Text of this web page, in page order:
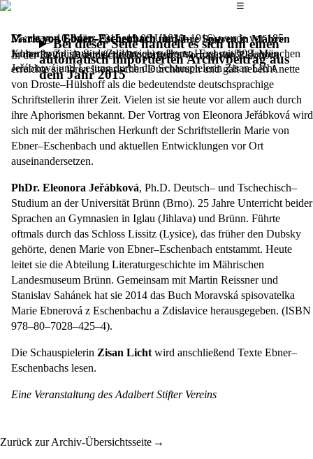
Das
☰
Bei dieser Seite handelt es sich um einen
automatisch importierten Archivbeitrag aus
dem Jahr 2015
Marie von Ebner–Eschenbach und ihre Spuren in Mähren
In der Reihe „Böhmische Biografien“. Vortrag von Eleonora
Jeřábková und Lesung durch die Schauspielerin Zisan Licht
Marie von Ebner–Eschenbach(1830–1916) wurde vor 185
Jahren in Zdislawitz (Zdislavice) geboren. Erst mit 50 Jahren
erreichte sie ihren literarischen Durchbruch und galt neben Anette
von Droste–Hülshoff als die bedeutendste deutschsprachige
Schriftstellerin ihrer Zeit. Vielen ist sie heute vor allem auch durch
ihre Aphorismen bekannt. Der Vortrag von Eleonora Jeřábková wird
sich mit der mährischen Herkunft der Schriftstellerin Marie von
Ebner–Eschenbach und aktuellen Entwicklungen vor Ort
auseinandersetzen.
PhDr. Eleonora Jeřábková, Ph.D. Deutsch– und Tschechisch–
Studium an der Universität Brünn (Brno). 25 Jahre Unterricht beider
Sprachen an Gymnasien in Iglau (Jihlava) und Brünn. Führte
oftmals durch das Schloss Lissitz (Lysice), das früher den Dubsky
gehörte, denen Marie von Ebner–Eschenbach entstammt. Heute
leitet sie die Abteilung Literaturgeschichte im Mährischen
Landesmuseum Brünn. Gemeinsam mit Martin Reissner und
Stanislav Sahánek hat sie 2014 das Buch Moravská spisovatelka
Marie Ebnerová z Eschenbachu a Zdislavice herausgegeben. (ISBN
978–80–7028–425–4).
Die Schauspielerin Zisan Licht wird anschließend Texte Ebner–
Eschenbachs lesen.
Eine Veranstaltung des Adalbert Stifter Vereins
Dienstag, 10. März 2015,19.00 Uhr
Kulturforum im Sudetendeutschen Haus, Hochstraße 8, München
Zurück zur Archiv-Übersichtsseite